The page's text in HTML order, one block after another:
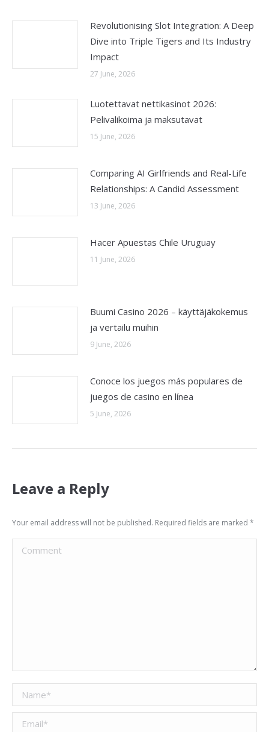
Revolutionising Slot Integration: A Deep
Dive into Triple Tigers and Its Industry
Impact
27 June, 2026
Luotettavat nettikasinot 2026:
Pelivalikoima ja maksutavat
15 June, 2026
Comparing AI Girlfriends and Real-Life
Relationships: A Candid Assessment
13 June, 2026
Hacer Apuestas Chile Uruguay
11 June, 2026
Buumi Casino 2026 – käyttäjäkokemus
ja vertailu muihin
9 June, 2026
Conoce los juegos más populares de
juegos de casino en línea
5 June, 2026
Leave a Reply
Your email address will not be published. Required fields are marked *
Comment
Name *
Email *